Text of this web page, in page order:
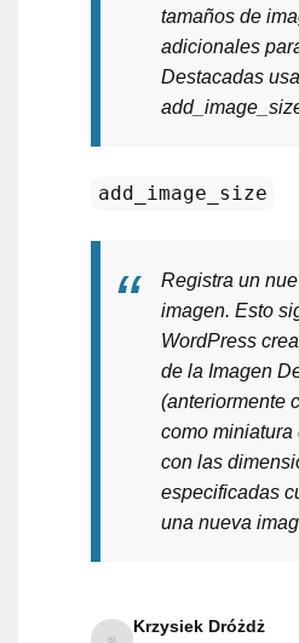
tamaños de
adicionales
Destacadas
add_image_size
Registra un
imagen. Esto
WordPress
de la Imagen
(anteriormente
como miniatura
con las
especificadas
una nueva
Krzysiek Dróżdż